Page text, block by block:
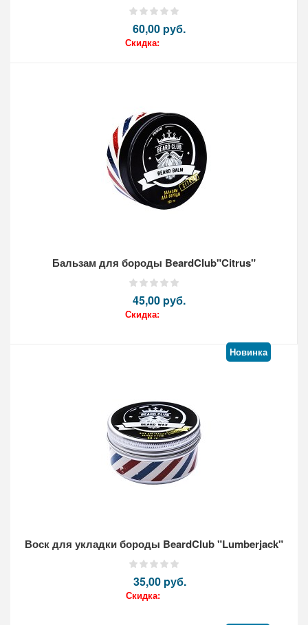
60,00 pуб.
Скидка:
Бальзам для бороды BeardClub"Citrus"
45,00 pуб.
Скидка:
Новинка
Воск для укладки бороды BeardClub "Lumberjack"
35,00 pуб.
Скидка: